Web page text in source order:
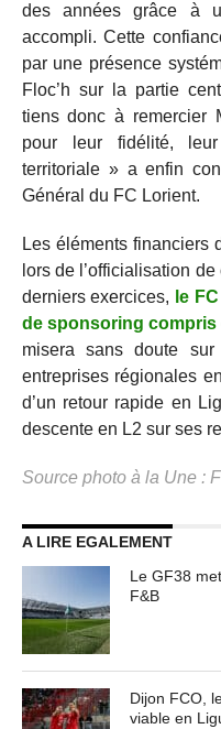
des années grâce à
accompli. Cette
par une présence
Floc’h sur la partie
tiens donc à remercier
pour leur fidélité,
territoriale » a enfin
Général du FC Lorient.
Les éléments financiers
lors de l’officialisation
derniers exercices, le
de sponsoring compris
misera sans doute
entreprises régionales
d’un retour rapide en
descente en L2 sur ses
Source photo à la Une :
A LIRE EGALEMENT
Le GF38
F&B
Dijon FCO,
viable en